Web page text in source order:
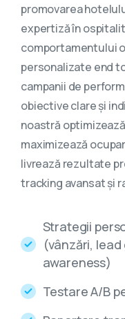
promovarea
expertiză în
comportamentului
personalizate end
campanii de
obiective clare și
noastră
maximizează
livrează rezultate
tracking avansat și
Strategii
(vânzări,
awareness)
Testare A/B